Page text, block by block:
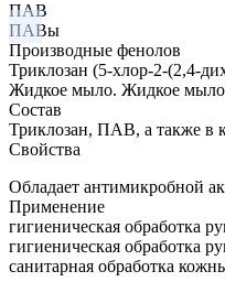
ПАВ
ПАВы
Производные фенолов
Триклозан (5-хлор-2-(2,4-
Жидкое мыло. Жидкое мыло
Состав
Триклозан, ПАВ, а также в
Свойства
Обладает антимикробной
Применение
гигиеническая обработка
гигиеническая обработка
санитарная обработка